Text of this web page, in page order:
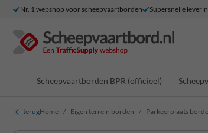
Nr. 1 webshop voor scheepvaartborden Supersnelle
Scheepvaartborden BPR (officieel)
terugHome Eigen terrein borden Parkeerplaats